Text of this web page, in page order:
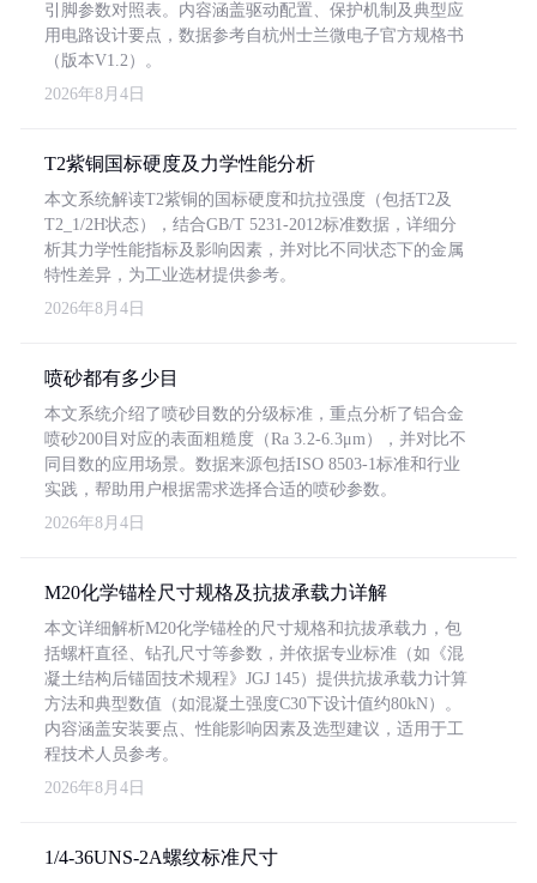
引脚参数对照表。内容涵盖驱动配置、保护机制及典型应
用电路设计要点，数据参考自杭州士兰微电子官方规格书
（版本V1.2）。
2026年8月4日
T2紫铜国标硬度及力学性能分析
本文系统解读T2紫铜的国标硬度和抗拉强度（包括T2及
T2_1/2H状态），结合GB/T 5231-2012标准数据，详细分
析其力学性能指标及影响因素，并对比不同状态下的金属
特性差异，为工业选材提供参考。
2026年8月4日
喷砂都有多少目
本文系统介绍了喷砂目数的分级标准，重点分析了铝合金
喷砂200目对应的表面粗糙度（Ra 3.2-6.3μm），并对比不
同目数的应用场景。数据来源包括ISO 8503-1标准和行业
实践，帮助用户根据需求选择合适的喷砂参数。
2026年8月4日
M20化学锚栓尺寸规格及抗拔承载力详解
本文详细解析M20化学锚栓的尺寸规格和抗拔承载力，包
括螺杆直径、钻孔尺寸等参数，并依据专业标准（如《混
凝土结构后锚固技术规程》JGJ 145）提供抗拔承载力计算
方法和典型数值（如混凝土强度C30下设计值约80kN）。
内容涵盖安装要点、性能影响因素及选型建议，适用于工
程技术人员参考。
2026年8月4日
1/4-36UNS-2A螺纹标准尺寸